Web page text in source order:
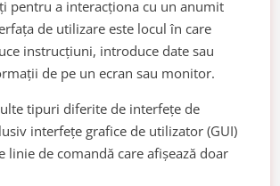
pentru a interacționa cu un anumit
de utilizare este locul în care
instrucțiuni, introduce date sau
de pe un ecran sau monitor.
tipuri diferite de interfețe de
interfețe grafice de utilizator (GUI)
linie de comandă care afișează doar